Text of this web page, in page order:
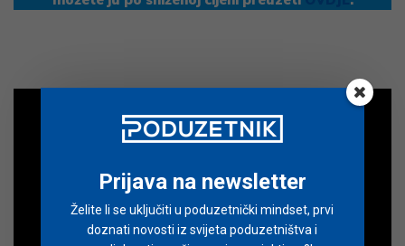
Prijava na newsletter
Želite li se uključiti u poduzetnički mindset, prvi
doznati novosti iz svijeta poduzetništva i